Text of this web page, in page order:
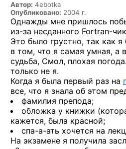
Автор: 4ebotka
Опубликовано: 2004 г.
Однажды мне пришлось
из-за несданного Fortrаn-
Это было грустно, так как я
в том, что я самая умная, а
судьба, Смол, плохая
только не я.
Когда я была первый раз на
все, что я знала об этом
фамилия препода;
обложка у книжки
кажется, была красной;
спа-а-ать хочется на
На экзамене я получила